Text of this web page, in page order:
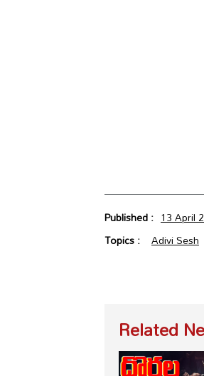
Published : 13 April
Topics : Adivi Sesh
Related